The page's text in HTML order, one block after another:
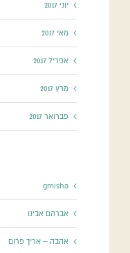
יוני 2017
מאי 2017
אפריל 2017
מרץ 2017
פברואר 2017
gmisha
אברהם אבינו
אהבה – אריך פרום